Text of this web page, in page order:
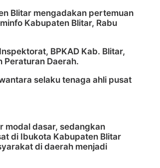
Blitar mengadakan pertemuan
Kabupaten Blitar, Rabu
BPKAD Kab. Blitar,
Peraturan Daerah.
selaku tenaga ahli pusat
modal dasar, sedangkan
di Ibukota Kabupaten Blitar
di daerah menjadi